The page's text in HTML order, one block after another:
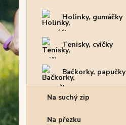
Holinky, gumáčky
Tenisky, cvičky
Bačkorky, papučky
Na suchý zip
Na přezku